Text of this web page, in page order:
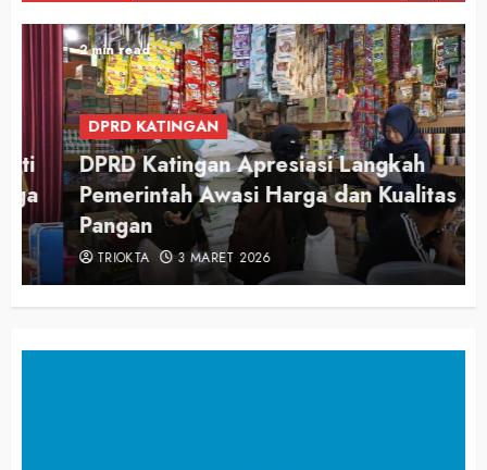
2 min read
DPRD KATINGAN
DPRD Katingan Apresiasi Langkah
Pemerintah Awasi Harga dan Kualitas
Pangan
TRIOKTA 3 MARET 2026